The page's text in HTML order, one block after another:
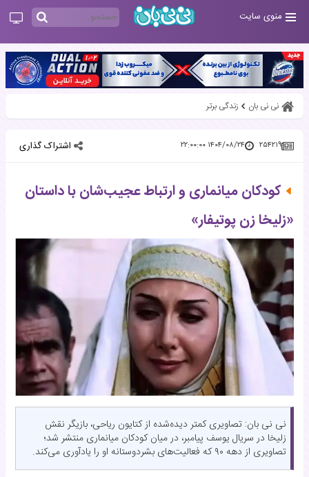
منوی سایت
نی نی بان زندگی برتر
۲۵۴۲۱۹ ۱۴۰۴/۰۸/۲۴ ۲۲:۰۰:۰۰ اشتراک گذاری
کودکان میانماری و ارتباط عجیب‌شان با داستان
«زلیخا زن پوتیفار»
نی نی بان: تصاویری کمتر دیده‌شده از کتایون ریاحی، بازیگر نقش
زلیخا در سریال یوسف پیامبر، در میان کودکان میانماری منتشر شد؛
تصاویری از دهه ۹۰ که فعالیت‌های بشردوستانه او را یادآوری می‌کند.